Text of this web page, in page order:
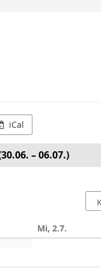
iCal
– 06.07.)
Mi, 2.7.